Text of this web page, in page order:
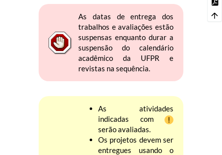
As datas de entrega dos
trabalhos e avaliações estão
suspensas enquanto durar a
suspensão do calendário
acadêmico da UFPR e
revistas na sequência.
As atividades
indicadas com
serão avaliadas.
Os projetos devem ser
entregues usando o